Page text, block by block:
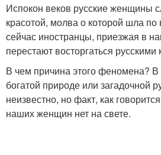
Испокон веков русские женщины
красотой, молва о которой шла
сейчас иностранцы, приезжая в
перестают восторгаться
В чем причина этого феномена?
богатой природе или загадочной
неизвестно, но факт, как
наших женщин нет на свете.